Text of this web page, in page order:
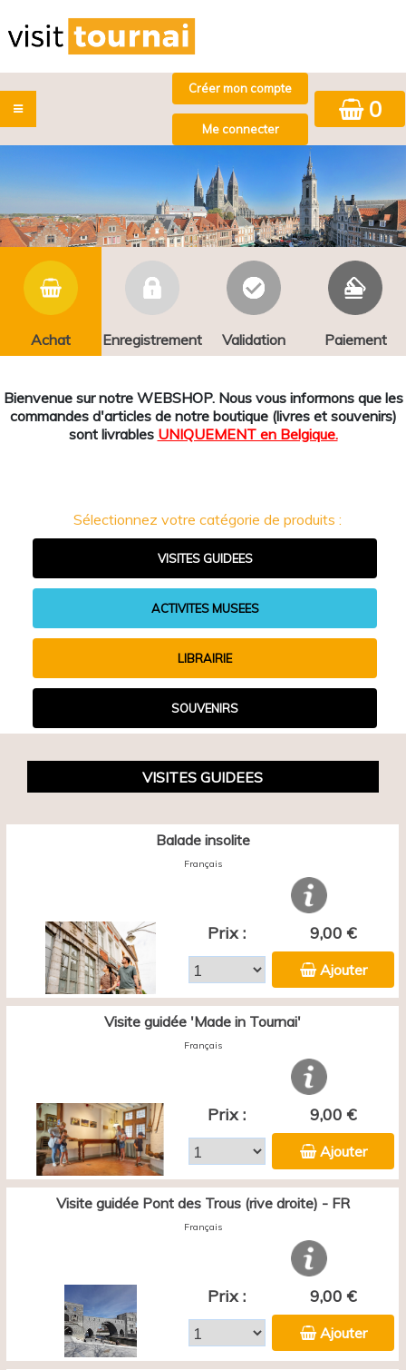
0
Achat Enregistrement Validation Paiement
Bienvenue sur notre WEBSHOP. Nous vous informons que les
commandes d'articles de notre boutique (livres et souvenirs)
sont livrables UNIQUEMENT en Belgique.
Sélectionnez votre catégorie de produits :
VISITES GUIDEES
ACTIVITES MUSEES
LIBRAIRIE
SOUVENIRS
VISITES GUIDEES
Balade insolite
Français
Prix : 9,00 €
Ajouter
Visite guidée 'Made in Tournai'
Français
Prix : 9,00 €
Ajouter
Visite guidée Pont des Trous (rive droite) - FR
Français
Prix : 9,00 €
Ajouter